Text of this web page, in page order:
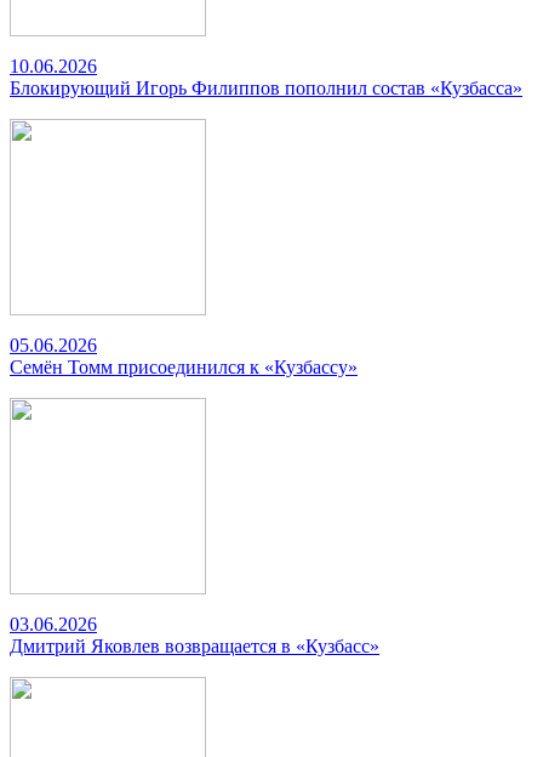
10.06.2026
Блокирующий Игорь Филиппов пополнил состав «Кузбасса»
05.06.2026
Семён Томм присоединился к «Кузбассу»
03.06.2026
Дмитрий Яковлев возвращается в «Кузбасс»